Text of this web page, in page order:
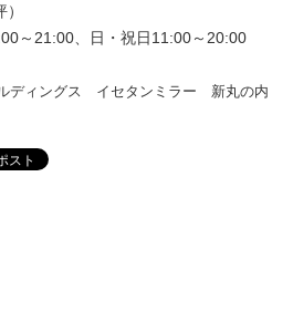
～21:00、日・祝日11:00～20:00
ディングス イセタンミラー 新丸の内